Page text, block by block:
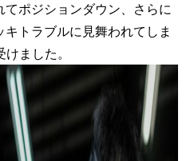
ポジションダウン、さらに
トラブルに見舞われてしま
ました。